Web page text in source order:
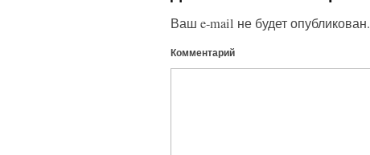
Ваш e-mail не будет опубликован.
Комментарий